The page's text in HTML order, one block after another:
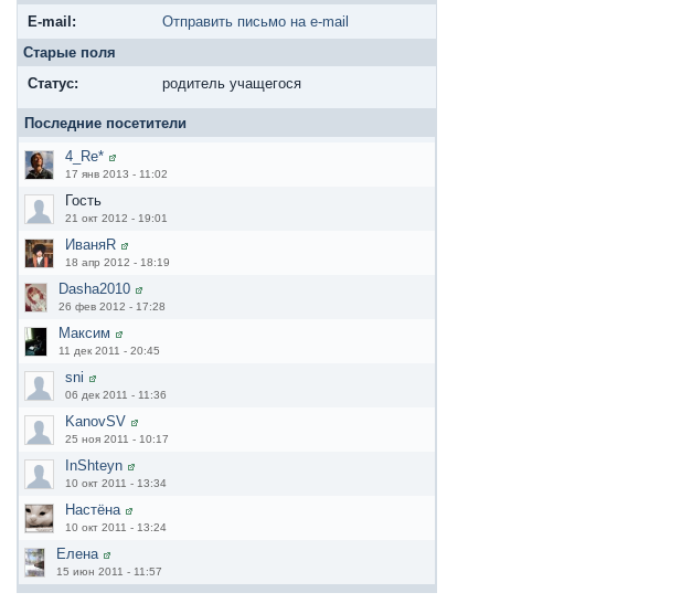
E-mail:
Отправить письмо на e-mail
Старые поля
Cтатус:
родитель учащегося
Последние посетители
4_Re*
17 янв 2013 - 11:02
Гость
21 окт 2012 - 19:01
ИваняR
18 апр 2012 - 18:19
Dasha2010
26 фев 2012 - 17:28
Максим
11 дек 2011 - 20:45
sni
06 дек 2011 - 11:36
KanovSV
25 ноя 2011 - 10:17
InShteyn
10 окт 2011 - 13:34
Настёна
10 окт 2011 - 13:24
Елена
15 июн 2011 - 11:57